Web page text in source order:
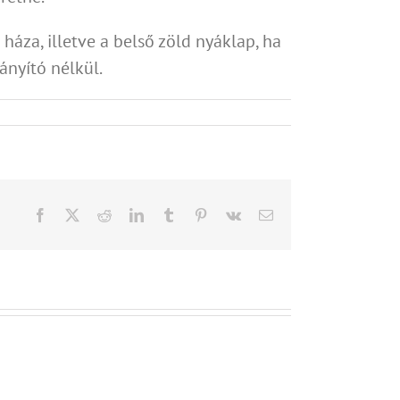
illetve a belső zöld nyáklap, ha
nélkül.
Facebook RedditLinkedInTumblr Pinterest
Vk Email: